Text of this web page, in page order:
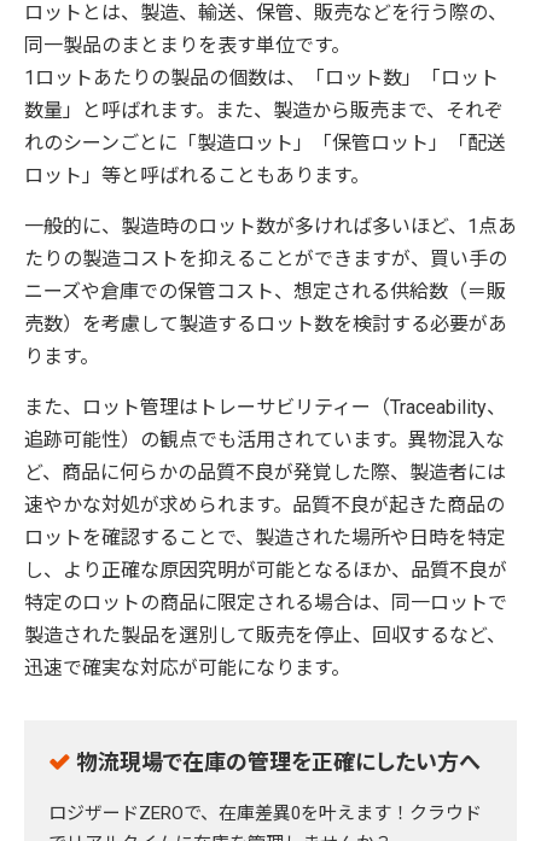
ロットとは、製造、輸送、保管、販売などを行う際の、
同一製品のまとまりを表す単位です。
1ロットあたりの製品の個数は、「ロット数」「ロット
数量」と呼ばれます。また、製造から販売まで、それぞ
れのシーンごとに「製造ロット」「保管ロット」「配送
ロット」等と呼ばれることもあります。
一般的に、製造時のロット数が多ければ多いほど、1点あ
たりの製造コストを抑えることができますが、買い手の
ニーズや倉庫での保管コスト、想定される供給数（＝販
売数）を考慮して製造するロット数を検討する必要があ
ります。
また、ロット管理はトレーサビリティー（Traceability、
追跡可能性）の観点でも活用されています。異物混入な
ど、商品に何らかの品質不良が発覚した際、製造者には
速やかな対処が求められます。品質不良が起きた商品の
ロットを確認することで、製造された場所や日時を特定
し、より正確な原因究明が可能となるほか、品質不良が
特定のロットの商品に限定される場合は、同一ロットで
製造された製品を選別して販売を停止、回収するなど、
迅速で確実な対応が可能になります。
物流現場で在庫の管理を正確にしたい方へ
ロジザードZEROで、在庫差異0を叶えます！クラウド